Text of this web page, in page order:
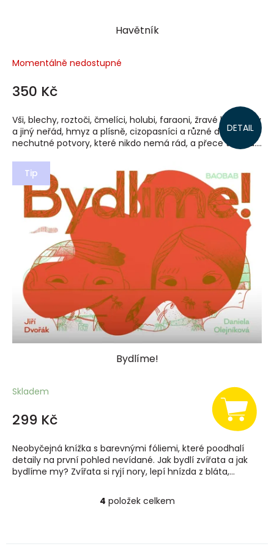
Havětník
Momentálně nedostupné
350 Kč
DETAIL
Vši, blechy, roztoči, čmelíci, holubi, faraoni, žravé housenky
a jiný neřád, hmyz a plísně, cizopasníci a různé další
nechutné potvory, které nikdo nemá rád, a přece tu jsou....
Tip
Bydlíme!
Skladem
299 Kč
Neobyčejná knížka s barevnými fóliemi, které poodhalí
detaily na první pohled nevídané. Jak bydlí zvířata a jak
bydlíme my? Zvířata si ryjí nory, lepí hnízda z bláta,...
O
4 položek celkem